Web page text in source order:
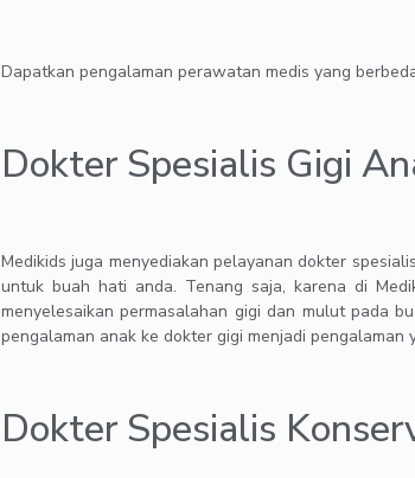
Dapatkan pengalaman perawatan medis yang
Dokter Spesialis Gigi
Medikids juga menyediakan pelayanan dokter
untuk buah hati anda. Tenang saja, karena di
menyelesaikan permasalahan gigi dan mulut pada
pengalaman anak ke dokter gigi menjadi pengalaman
Dokter Spesialis